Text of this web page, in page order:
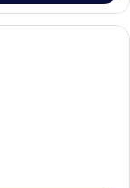
ξενοδοχείου με ένα